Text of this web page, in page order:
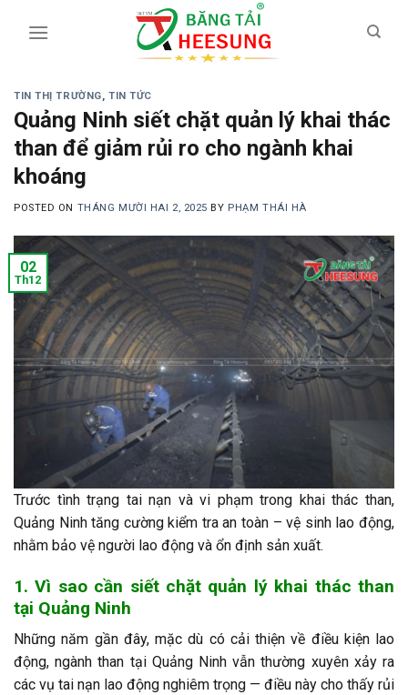
TIN THỊ TRƯỜNG, TIN TỨC
Quảng Ninh siết chặt quản lý khai thác
than để giảm rủi ro cho ngành khai
khoáng
POSTED ON THÁNG MƯỜI HAI 2, 2025 BY PHẠM THÁI HÀ
02
Th12
Trước tình trạng tai nạn và vi phạm trong khai thác than,
Quảng Ninh tăng cường kiểm tra an toàn – vệ sinh lao động,
nhằm bảo vệ người lao động và ổn định sản xuất.
1. Vì sao cần siết chặt quản lý khai thác than
tại Quảng Ninh
Những năm gần đây, mặc dù có cải thiện về điều kiện lao
động, ngành than tại Quảng Ninh vẫn thường xuyên xảy ra
các vụ tai nạn lao động nghiêm trọng — điều này cho thấy rủi